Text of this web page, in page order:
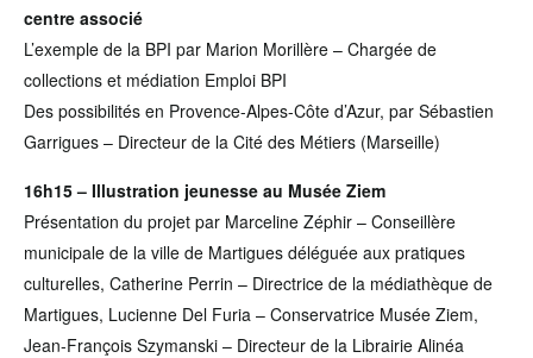
centre associé
L’exemple de la BPI par Marion Morillère – Chargée de
collections et médiation Emploi BPI
Des possibilités en Provence-Alpes-Côte d’Azur, par Sébastien
Garrigues – Directeur de la Cité des Métiers (Marseille)
16h15 – Illustration jeunesse au Musée Ziem
Présentation du projet par Marceline Zéphir – Conseillère
municipale de la ville de Martigues déléguée aux pratiques
culturelles, Catherine Perrin – Directrice de la médiathèque de
Martigues, Lucienne Del Furia – Conservatrice Musée Ziem,
Jean-François Szymanski – Directeur de la Librairie Alinéa